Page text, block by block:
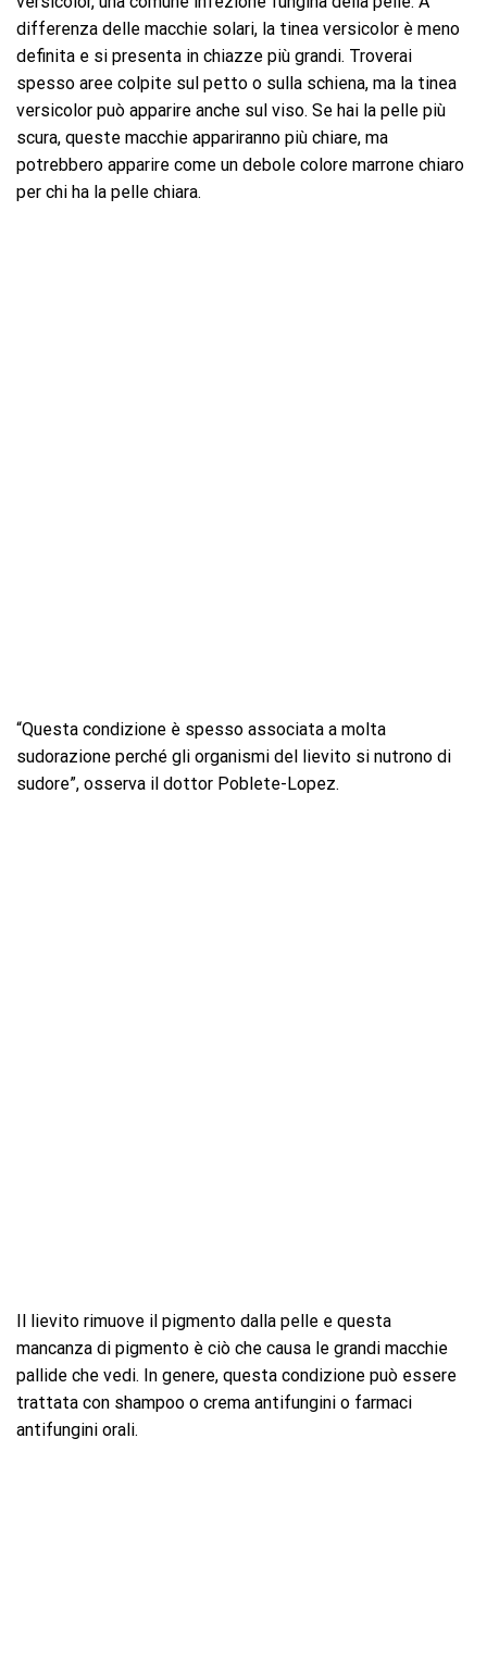
differenza delle macchie solari, la tinea versicolor è meno
definita e si presenta in chiazze più grandi. Troverai
spesso aree colpite sul petto o sulla schiena, ma la tinea
versicolor può apparire anche sul viso. Se hai la pelle più
scura, queste macchie appariranno più chiare, ma
potrebbero apparire come un debole colore marrone chiaro
per chi ha la pelle chiara.
“Questa condizione è spesso associata a molta
sudorazione perché gli organismi del lievito si nutrono di
sudore”, osserva il dottor Poblete-Lopez.
Il lievito rimuove il pigmento dalla pelle e questa
mancanza di pigmento è ciò che causa le grandi macchie
pallide che vedi. In genere, questa condizione può essere
trattata con shampoo o crema antifungini o farmaci
antifungini orali.